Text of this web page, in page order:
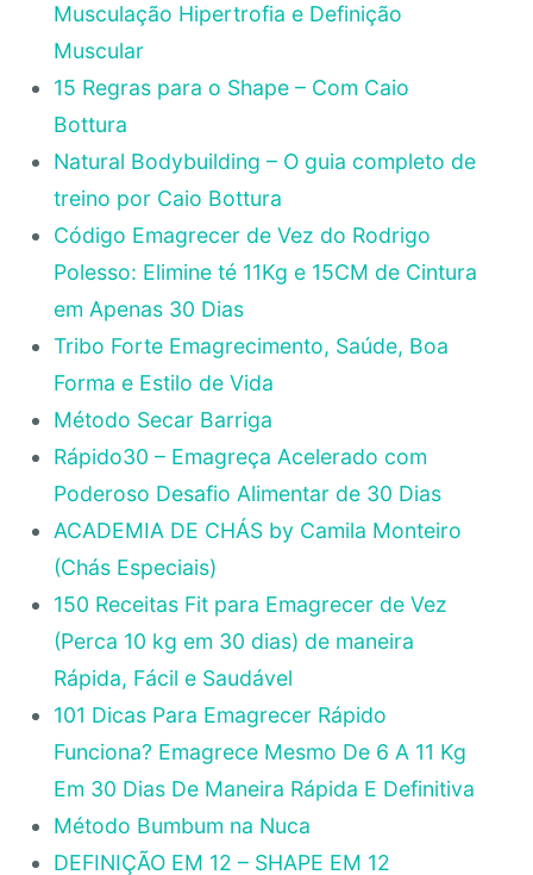
Musculação Hipertrofia e Definição
Muscular
15 Regras para o Shape – Com Caio
Bottura
Natural Bodybuilding – O guia completo de
treino por Caio Bottura
Código Emagrecer de Vez do Rodrigo
Polesso: Elimine té 11Kg e 15CM de Cintura
em Apenas 30 Dias
Tribo Forte Emagrecimento, Saúde, Boa
Forma e Estilo de Vida
Método Secar Barriga
Rápido30 – Emagreça Acelerado com
Poderoso Desafio Alimentar de 30 Dias
ACADEMIA DE CHÁS by Camila Monteiro
(Chás Especiais)
150 Receitas Fit para Emagrecer de Vez
(Perca 10 kg em 30 dias) de maneira
Rápida, Fácil e Saudável
101 Dicas Para Emagrecer Rápido
Funciona? Emagrece Mesmo De 6 A 11 Kg
Em 30 Dias De Maneira Rápida E Definitiva
Método Bumbum na Nuca
DEFINIÇÃO EM 12 – SHAPE EM 12